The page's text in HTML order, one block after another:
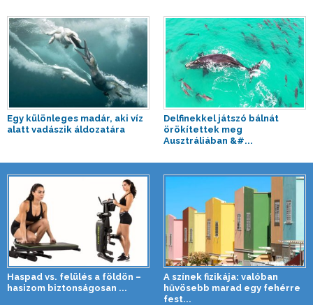
Egy különleges madár, aki víz
alatt vadászik áldozatára
Delfinekkel játszó bálnát
örökítettek meg
Ausztráliában &#...
Haspad vs. felülés a földön –
hasizom biztonságosan ...
A színek fizikája: valóban
hűvösebb marad egy fehérre
fest...